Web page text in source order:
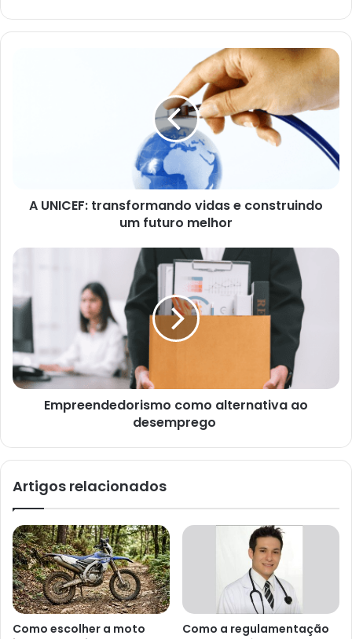
A UNICEF: transformando vidas e construindo
um futuro melhor
Empreendedorismo como alternativa ao
desemprego
Artigos relacionados
Como escolher a moto
Como a regulamentação